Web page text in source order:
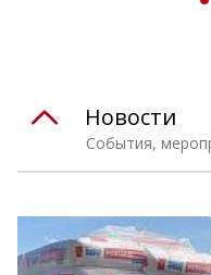
События,
Новости